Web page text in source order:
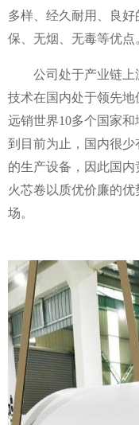
多样、经久耐用、良
保、无烟、无毒等优点
公司处于产业链
技术在国内处于领先地
远销世界10多个国家和
到目前为止，国内很
的生产设备，因此国
火芯卷以质优价廉的
场。